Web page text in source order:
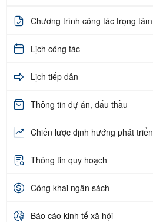
Chương trình công tác trọng tâm
Lịch công tác
Lịch tiếp dân
Thông tin dự án, đấu thầu
Chiến lược định hướng phát triển
Thông tin quy hoạch
Công khai ngân sách
Báo cáo kinh tế xã hội